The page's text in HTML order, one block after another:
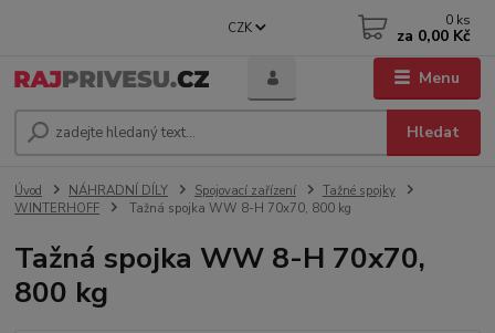
Menu
CZK
Hledat
0 ks
za 0,00 Kč
Úvod NÁHRADNÍ DÍLY Spojovací zařízení
Tažné spojky
WINTERHOFF
Tažná spojka WW 8-H 70x70, 800 kg
Tažná spojka WW 8-H 70x70,
800 kg